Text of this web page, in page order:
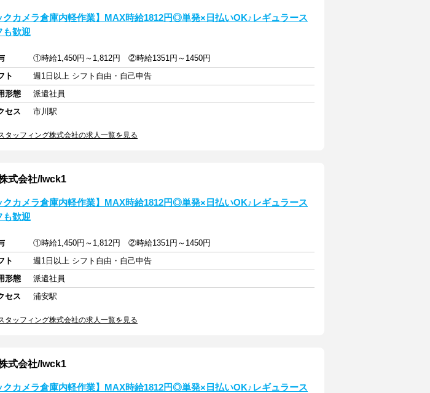
クカメラ倉庫内軽作業】MAX時給1812円◎単発×日払いOK♪レギュラース
も歓迎
①時給1,450円～1,812円 ②時給1351円～1450円
ト
週1日以上 シフト自由・自己申告
形態
派遣社員
セス
市川駅
タッフィング株式会社の求人一覧を見る
式会社/lwck1
クカメラ倉庫内軽作業】MAX時給1812円◎単発×日払いOK♪レギュラース
も歓迎
①時給1,450円～1,812円 ②時給1351円～1450円
ト
週1日以上 シフト自由・自己申告
形態
派遣社員
セス
浦安駅
タッフィング株式会社の求人一覧を見る
式会社/lwck1
クカメラ倉庫内軽作業】MAX時給1812円◎単発×日払いOK♪レギュラース